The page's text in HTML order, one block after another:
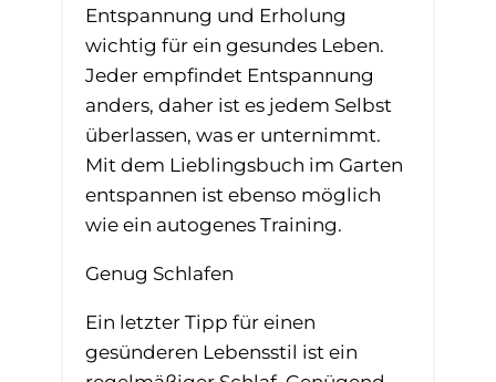
Entspannung und Erholung
wichtig für ein gesundes Leben.
Jeder empfindet Entspannung
anders, daher ist es jedem Selbst
überlassen, was er unternimmt.
Mit dem Lieblingsbuch im Garten
entspannen ist ebenso möglich
wie ein autogenes Training.
Genug Schlafen
Ein letzter Tipp für einen
gesünderen Lebensstil ist ein